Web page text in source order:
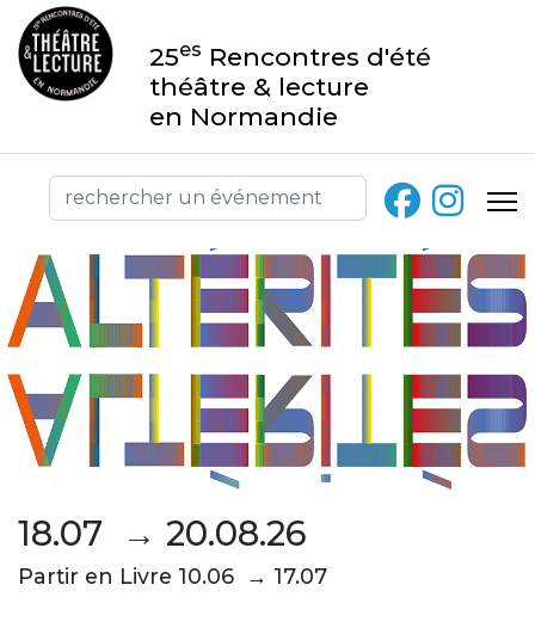
25es Rencontres d'été
théâtre & lecture
en Normandie
18.07 → 20.08.26
Partir en Livre 10.06 → 17.07